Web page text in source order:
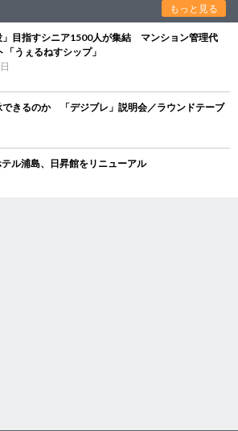
もっと見る
」目指すシニア1500人が集結 マンション管理代
「うぇるねすシップ」
きるのか 「デジブレ」説明会／ラウンドテーブ
ル浦島、日昇館をリニューアル